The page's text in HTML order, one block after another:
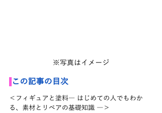
※写真はイメージ
この記事の目次
＜フィギュアと塗料― はじめての人でもわか
る、素材とリペアの基礎知識 ―＞